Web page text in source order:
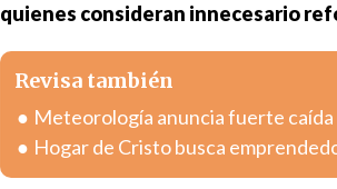
quienes consideran innecesario
Revisa también
Meteorología anuncia fuerte
Hogar de Cristo busca